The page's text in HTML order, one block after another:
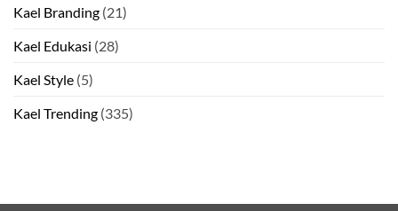
Kael Branding (21)
Kael Edukasi (28)
Kael Style (5)
Kael Trending (335)